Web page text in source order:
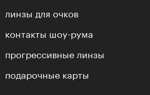
линзы для очков
контакты шоу-рума
прогрессивные линзы
подарочные карты